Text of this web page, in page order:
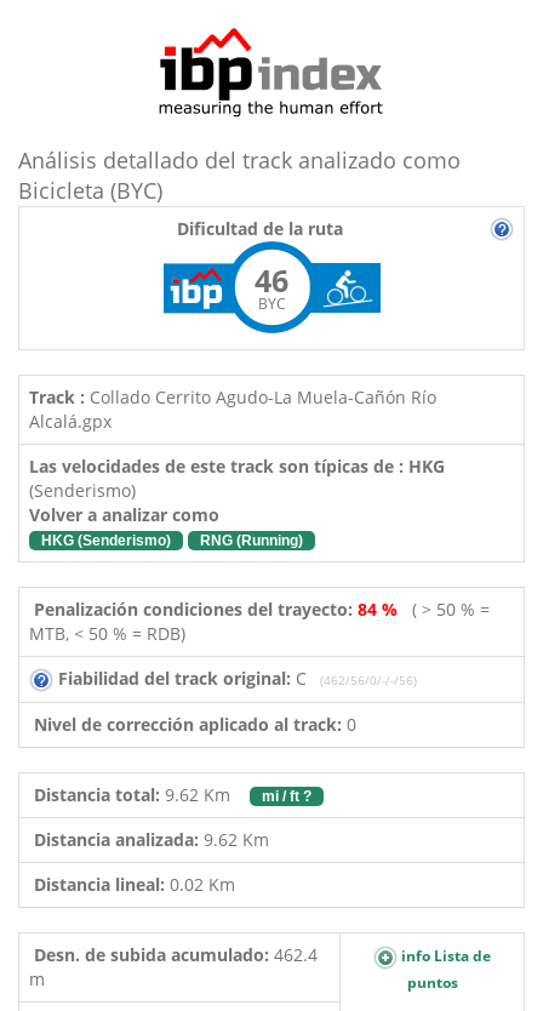
Análisis detallado del track analizado como
Bicicleta (BYC)
Dificultad de la ruta
46
BYC
Track : Collado Cerrito Agudo-La Muela-Cañón Río
Alcalá.gpx
Las velocidades de este track son típicas de : HKG
(Senderismo)
Volver a analizar como
HKG (Senderismo) RNG (Running)
Penalización condiciones del trayecto: 84 % ( > 50 % =
MTB, < 50 % = RDB)
Fiabilidad del track original: C (462/56/0/-/-/56)
Nivel de corrección aplicado al track: 0
Distancia total: 9.62 Km mi / ft ?
Distancia analizada: 9.62 Km
Distancia lineal: 0.02 Km
Desn. de subida acumulado: 462.4
m
info Lista de
puntos